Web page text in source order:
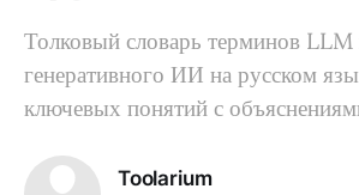
Толковый словарь терминов LLM
генеративного ИИ на русском
ключевых понятий с
Toolarium